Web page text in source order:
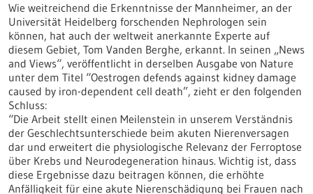
Wie weitreichend die Erkenntnisse der Mannheimer, an der
Universität Heidelberg forschenden Nephrologen sein
können, hat auch der weltweit anerkannte Experte auf
diesem Gebiet, Tom Vanden Berghe, erkannt. In seinen „News
and Views“, veröffentlicht in derselben Ausgabe von Nature
unter dem Titel “Oestrogen defends against kidney damage
caused by iron-dependent cell death”, zieht er den folgenden
Schluss:
“Die Arbeit stellt einen Meilenstein in unserem Verständnis
der Geschlechtsunterschiede beim akuten Nierenversagen
dar und erweitert die physiologische Relevanz der Ferroptose
über Krebs und Neurodegeneration hinaus. Wichtig ist, dass
diese Ergebnisse dazu beitragen können, die erhöhte
Anfälligkeit für eine akute Nierenschädigung bei Frauen nach